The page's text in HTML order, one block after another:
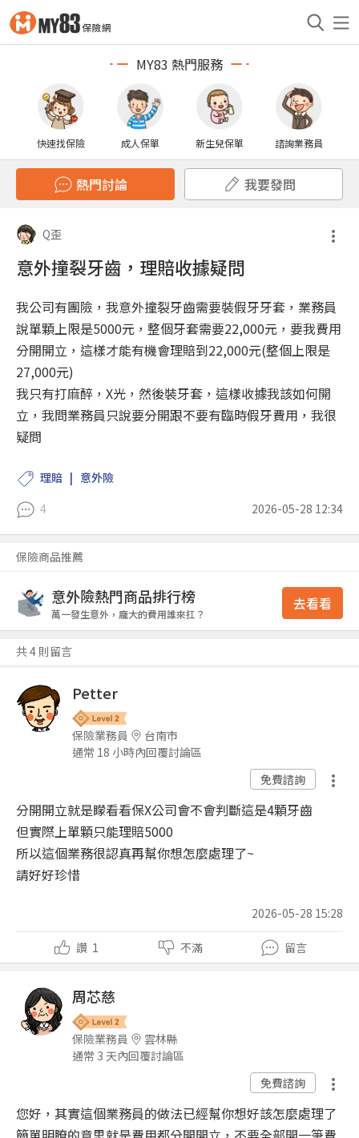
MY83 熱門服務
快速找保險 成人保單 新生兒保單 諮詢業務員
熱門討論 我要發問
Q歪
意外撞裂牙齒，理賠收據疑問
我公司有團險，我意外撞裂牙齒需要裝假牙牙套，業務員
說單顆上限是5000元，整個牙套需要22,000元，要我費用
分開開立，這樣才能有機會理賠到22,000元(整個上限是
27,000元)
我只有打麻醉，X光，然後裝牙套，這樣收據我該如何開
立，我問業務員只說要分開跟不要有臨時假牙費用，我很
疑問
理賠
意外險
4
2026-05-28 12:34
保險商品推薦
意外險熱門商品排行榜
萬一發生意外，龐大的費用誰來扛？
去看看
共 4 則留言
Petter
保險業務員
台南市
通常 18 小時內回覆討論區
免費諮詢
分開開立就是矇看看保X公司會不會判斷這是4顆牙齒
但實際上單顆只能理賠5000
所以這個業務很認真再幫你想怎麼處理了~
請好好珍惜
2026-05-28 15:28
讚 1 不滿 留言
周芯慈
保險業務員
雲林縣
通常 3 天內回覆討論區
免費諮詢
您好，其實這個業務員的做法已經幫你想好該怎麼處理了